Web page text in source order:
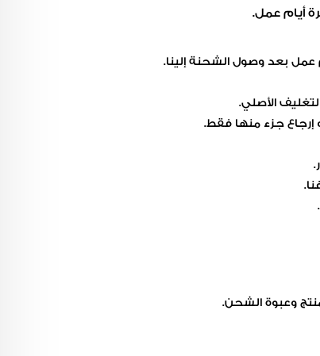
عمل بعد وصول الشحنة إلينا.
الأصلي.
إرجاع جزء منها فقط.
وعبوة الشحن.